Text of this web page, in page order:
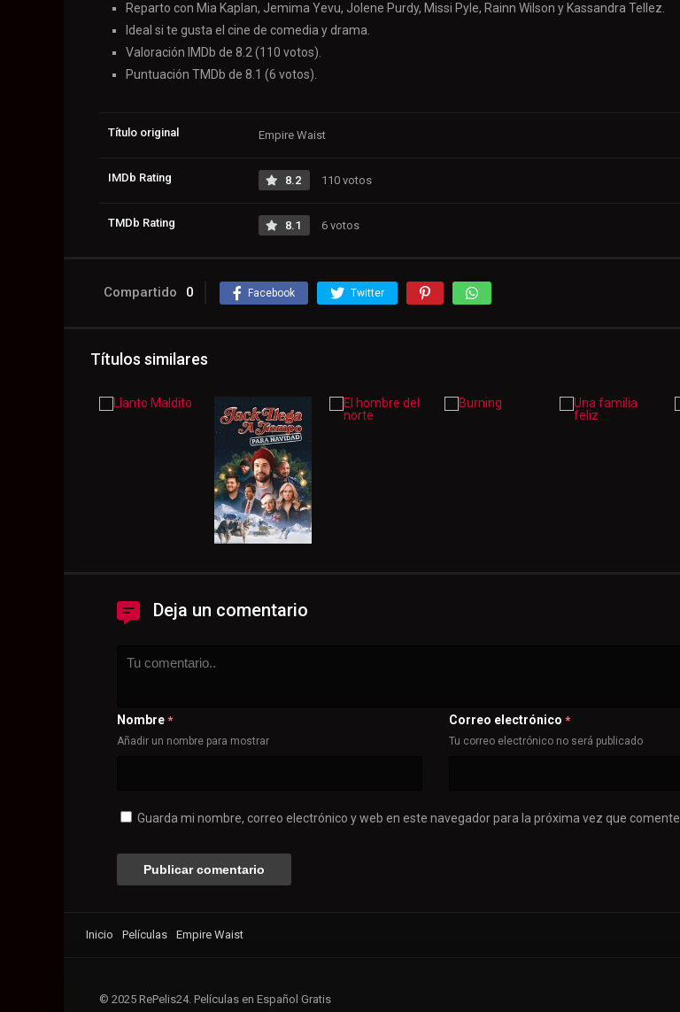
Reparto con Mia Kaplan, Jemima Yevu, Jolene Purdy, Missi Pyle, Rainn Wilson y Kassandra Tellez.
Ideal si te gusta el cine de comedia y drama.
Valoración IMDb de 8.2 (110 votos).
Puntuación TMDb de 8.1 (6 votos).
Título original Empire Waist
IMDb Rating 8.2 110 votos
TMDb Rating 8.1 6 votos
Compartido 0 Facebook Twitter
Títulos similares
Deja un comentario
Nombre *
Añadir un nombre para mostrar
Correo electrónico *
Tu correo electrónico no será publicado
Guarda mi nombre, correo electrónico y web en este navegador para la próxima vez que comente.
Inicio Películas Empire Waist
© 2025 RePelis24. Películas en Español Gratis